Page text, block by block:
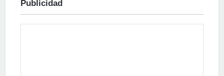
Publicidad